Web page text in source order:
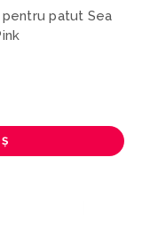
patut Sea